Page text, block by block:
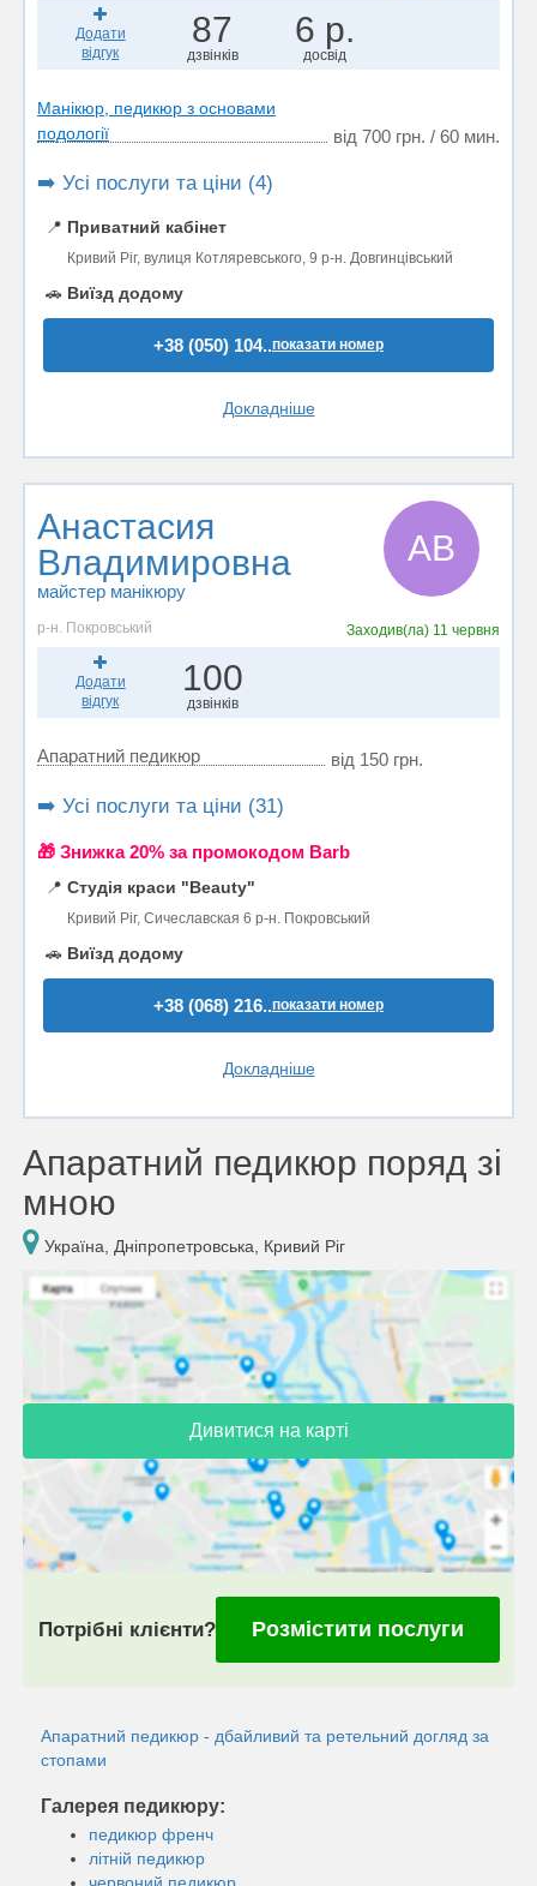
Додати
відгук
87
дзвінків
6 р.
досвід
Манікюр, педикюр з основами
подології
від 700 грн. / 60 мин.
➡️ Усі послуги та ціни (4)
📍 Приватний кабінет
Кривий Ріг, вулиця Котляревського, 9 р-н. Довгинцівський
🚗 Виїзд додому
+38 (050) 104..показати номер
Докладніше
Анастасия
Владимировна
майстер манікюру
АВ
р-н. Покровський Заходив(ла) 11 червня
Додати
відгук
100
дзвінків
Апаратний педикюр від 150 грн.
➡️ Усі послуги та ціни (31)
🎁 Знижка 20% за промокодом Barb
📍 Студія краси "Beauty"
Кривий Ріг, Сичеславская 6 р-н. Покровський
🚗 Виїзд додому
+38 (068) 216..показати номер
Докладніше
Апаратний педикюр поряд зі
мною
Україна, Дніпропетровська, Кривий Ріг
Дивитися на карті
Потрібні клієнти? Розмістити послуги
Апаратний педикюр - дбайливий та ретельний догляд за
стопами
Галерея педикюру:
педикюр френч
літній педикюр
червоний педикюр